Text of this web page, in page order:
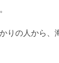
りの人から、